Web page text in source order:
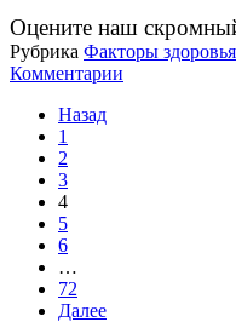
Оцените наш
Рубрика Факторы здоровья
Комментарии
Назад
1
2
3
4
5
6
…
72
Далее